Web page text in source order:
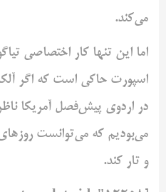
می‌کند. ‌
اما این تنها کار اختصاصی
اسپورت حاکی است ‌که اگر
در اردوی پیش‌فصل آمریکا
می‌بودیم که می‌توانست روزهای
و تار کند. ‌